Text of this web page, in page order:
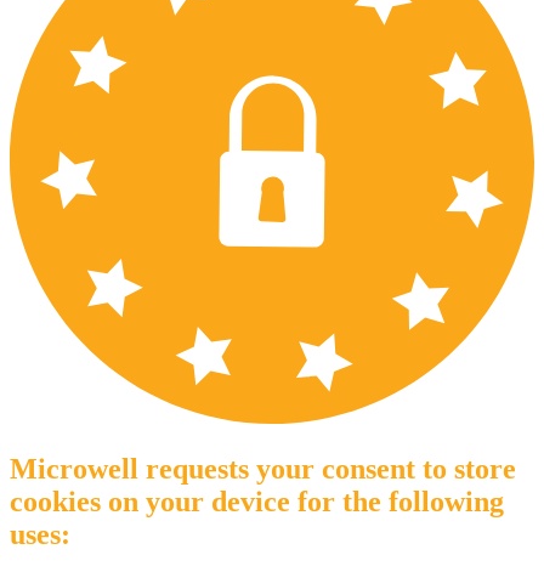
Microwell requests your consent to store
cookies on your device for the following
uses: